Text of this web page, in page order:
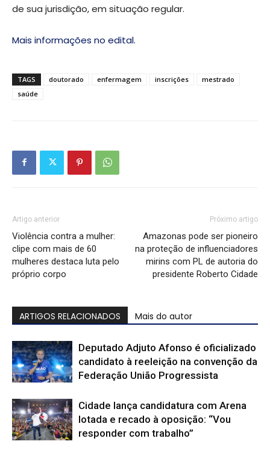
de sua jurisdição, em situação regular.
Mais informações no edital.
TAGS doutorado enfermagem inscrições
mestrado
saúde
Artigo anterior
Violência contra a mulher:
clipe com mais de 60
mulheres destaca luta pelo
próprio corpo
Próximo artigo
Amazonas pode ser pioneiro
na proteção de influenciadores
mirins com PL de autoria do
presidente Roberto Cidade
ARTIGOS RELACIONADOS Mais do autor
Deputado Adjuto Afonso é oficializado
candidato à reeleição na convenção da
Federação União Progressista
Cidade lança candidatura com Arena
lotada e recado à oposição: “Vou
responder com trabalho”